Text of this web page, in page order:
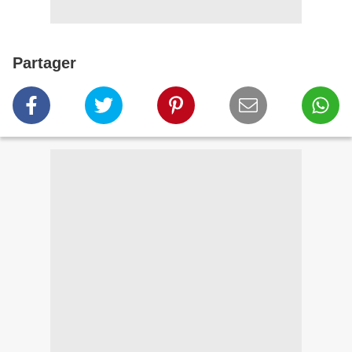
Partager